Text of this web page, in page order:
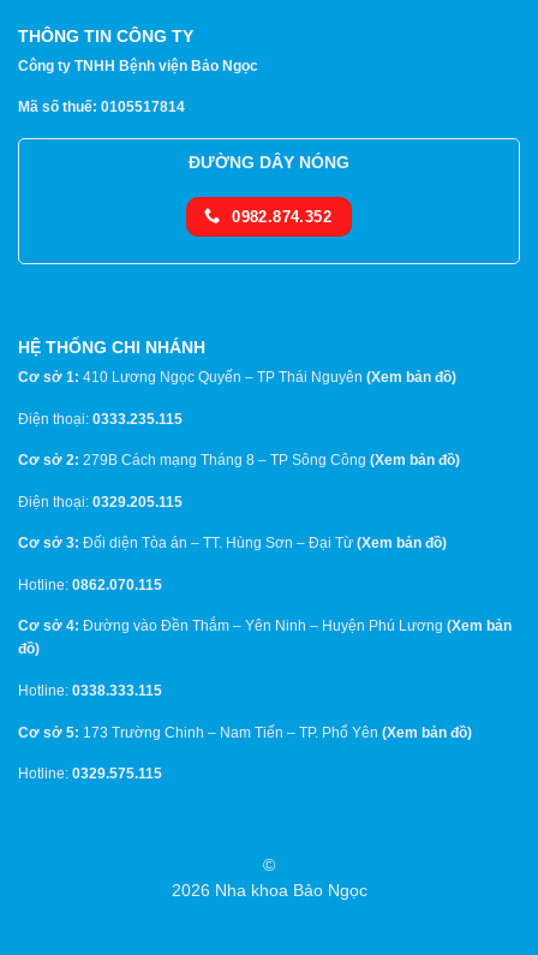
THÔNG TIN CÔNG TY
Công ty TNHH Bệnh viện Bảo Ngọc
Mã số thuế: 0105517814
ĐƯỜNG DÂY NÓNG
0982.874.352
HỆ THỐNG CHI NHÁNH
Cơ sở 1: 410 Lương Ngọc Quyến – TP Thái Nguyên (Xem bản đồ)
Điện thoại: 0333.235.115
Cơ sở 2: 279B Cách mạng Tháng 8 – TP Sông Công (Xem bản đồ)
Điện thoại: 0329.205.115
Cơ sở 3: Đối diện Tòa án – TT. Hùng Sơn – Đại Từ (Xem bản đồ)
Hotline: 0862.070.115
Cơ sở 4: Đường vào Đền Thắm – Yên Ninh – Huyện Phú Lương (Xem bản
đồ)
Hotline: 0338.333.115
Cơ sở 5: 173 Trường Chinh – Nam Tiến – TP. Phổ Yên (Xem bản đồ)
Hotline: 0329.575.115
©
2026 Nha khoa Bảo Ngọc